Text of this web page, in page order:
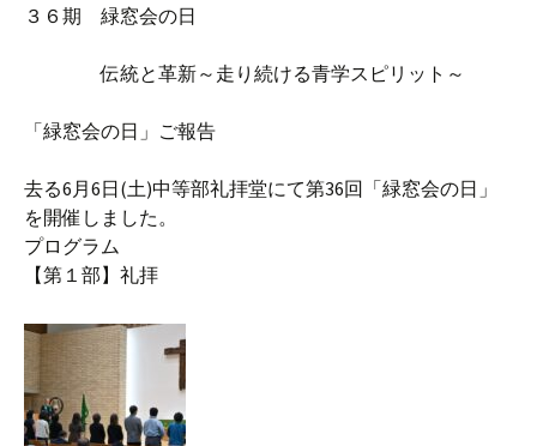
３６期 緑窓会の日
伝統と革新～走り続ける青学スピリット～
「緑窓会の日」ご報告
去る6月6日(土)中等部礼拝堂にて第36回「緑窓会の日」
を開催しました。
プログラム
【第１部】礼拝